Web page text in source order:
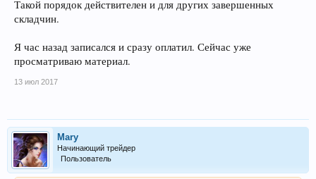
Такой порядок действителен и для других завершенных
складчин.
Я час назад записался и сразу оплатил. Сейчас уже
просматриваю материал.
13 июл 2017
Mary
Начинающий трейдер
Пользователь